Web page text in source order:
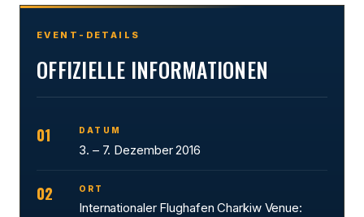
EVENT-DETAILS
OFFIZIELLE INFORMATIONEN
01 DATUM
3. – 7. Dezember 2016
02 ORT
Internationaler Flughafen Charkiw Venue: